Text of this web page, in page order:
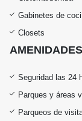
Gabinetes de
Closets
Seguridad las 24
Parques y áreas
Parqueos de